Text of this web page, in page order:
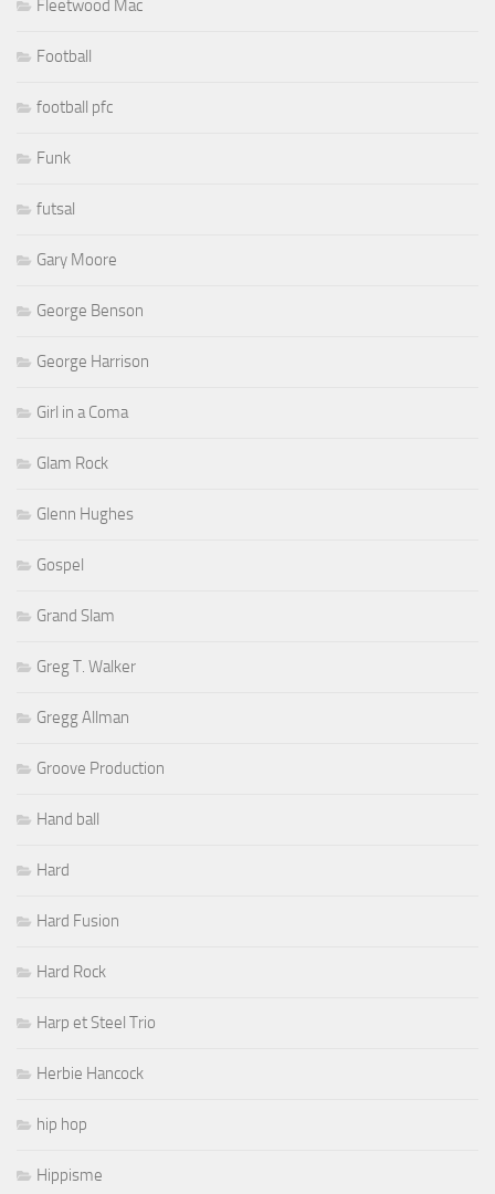
Fleetwood Mac
Football
football pfc
Funk
futsal
Gary Moore
George Benson
George Harrison
Girl in a Coma
Glam Rock
Glenn Hughes
Gospel
Grand Slam
Greg T. Walker
Gregg Allman
Groove Production
Hand ball
Hard
Hard Fusion
Hard Rock
Harp et Steel Trio
Herbie Hancock
hip hop
Hippisme